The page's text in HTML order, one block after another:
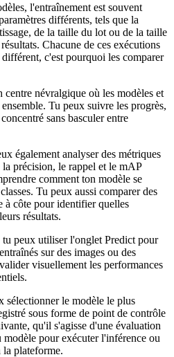
l'entraînement est souvent
différents, tels que la
de la taille du lot ou de la taille
Chacune de ces exécutions
c'est pourquoi les comparer
centre névralgique où les modèles et
Tu peux suivre les progrès,
sans basculer entre
également analyser des métriques
précision, le rappel et le mAP
comment ton modèle se
Tu peux aussi comparer des
à côte pour identifier quelles
résultats.
tu peux utiliser l'onglet Predict pour
sur des images ou des
visuellement les performances
sélectionner le modèle le plus
sous forme de point de contrôle
qu'il s'agisse d'une évaluation
pour exécuter l'inférence ou
plateforme.